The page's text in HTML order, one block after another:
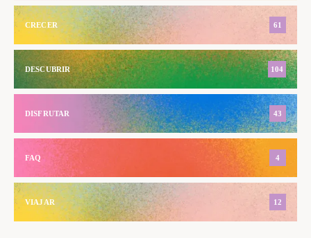
CRECER 61
DESCUBRIR 104
DISFRUTAR 43
FAQ 4
VIAJAR 12